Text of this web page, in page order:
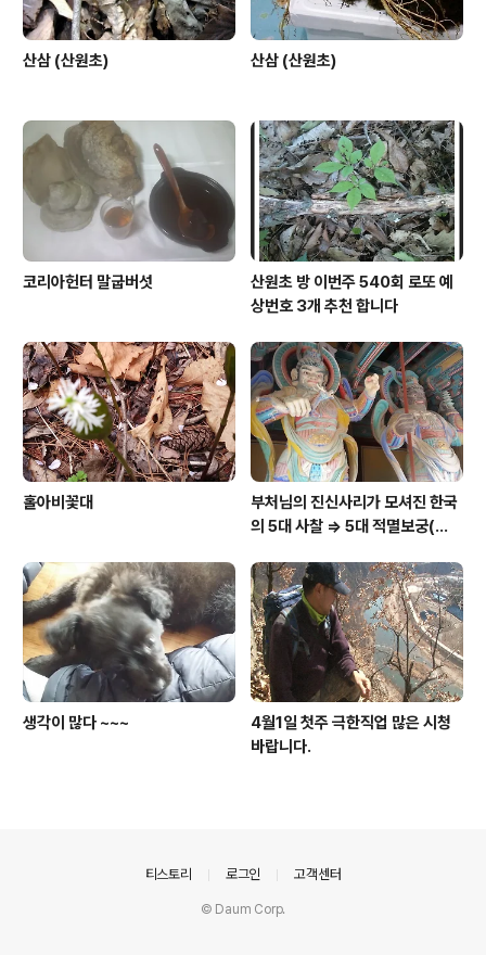
산삼 (산원초) 산삼 (산원초)
코리아헌터 말굽버섯
산원초 방 이번주 540회 로또 예
상번호 3개 추천 합니다
홀아비꽃대
부처님의 진신사리가 모셔진 한국
의 5대 사찰 => 5대 적멸보궁(寂
생각이 많다 ~~~
4월1일 첫주 극한직업 많은 시청
바랍니다.
티스토리 로그인 고객센터
© Daum Corp.